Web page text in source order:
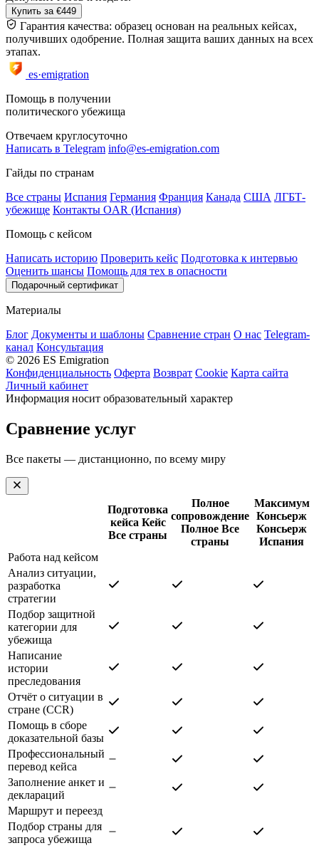
Купить за €449
Гарантия качества: образец основан на реальных кейсах,
получивших одобрение. Полная защита ваших данных на всех
этапах.
es·emigration
Помощь в получении
политического убежища
Отвечаем круглосуточно
Написать в Telegram info@es-emigration.com
Гайды по странам
Все страны Испания Германия Франция Канада США ЛГБТ-
убежище Контакты OAR (Испания)
Помощь с кейсом
Написать историю Проверить кейс Подготовка к интервью
Оценить шансы Помощь для тех в опасности
Подарочный сертификат
Материалы
Блог Документы и шаблоны Сравнение стран О нас Telegram-
канал Консультация
© 2026 ES Emigration
Конфиденциальность Оферта Возврат Cookie Карта сайта
Личный кабинет
Информация носит образовательный характер
Сравнение услуг
Все пакеты — дистанционно, по всему миру
Подготовка
кейса Кейс
Все страны
Полное
сопровождение
Полное Все
страны
Максимум
Консьерж
Консьерж
Испания
Работа над кейсом
Анализ ситуации,
разработка
стратегии
Подбор защитной
категории для
убежища
Написание
истории
преследования
Отчёт о ситуации в
стране (CCR)
Помощь в сборе
доказательной базы
Профессиональный
перевод кейса
Заполнение анкет и
деклараций
Маршрут и переезд
Подбор страны для
запроса убежища